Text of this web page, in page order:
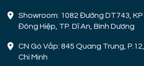
Showroom: 1082 Đường DT743, KP
Đông Hiệp, TP. Dĩ An, Bình Dương
CN Gò Vấp: 845 Quang Trung,
Chí Minh